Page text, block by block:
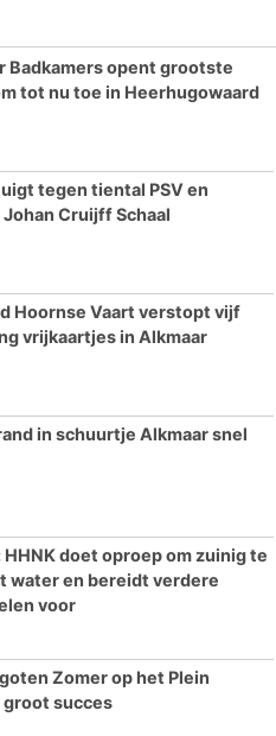
Badkamers opent grootste
tot nu toe in Heerhugowaard
tegen tiental PSV en
Cruijff Schaal
Hoornse Vaart verstopt vijf
vrijkaartjes in Alkmaar
in schuurtje Alkmaar snel
HHNK doet oproep om zuinig te
water en bereidt verdere
voor
Zomer op het Plein
succes